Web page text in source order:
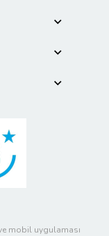
mobil uygulaması